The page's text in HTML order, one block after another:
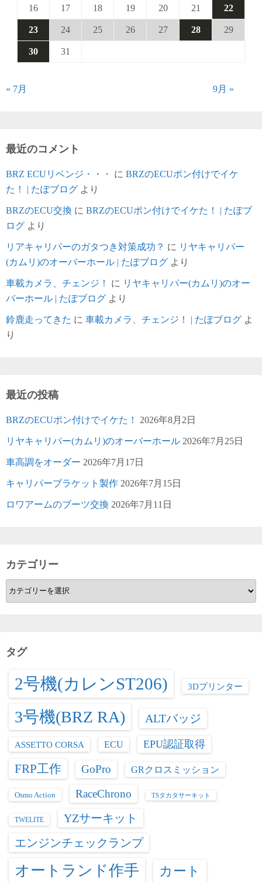
16 17 18 19 20 21 22
23 24 25 26 27 28 29
30 31
« 7月 9月 »
最近のコメント
BRZ ECUリベンジ・・・ に BRZのECUポン付けでイケ
た！ | たぽブログ より
BRZのECU交換 に BRZのECUポン付けでイケた！ | たぽブ
ログ より
リアキャリパーのガタつき対策成功？ に リヤキャリパー
(カムリ)のオーバーホール | たぽブログ より
車載カメラ、チェンジ！ に リヤキャリパー(カムリ)のオー
バーホール | たぽブログ より
鈴鹿走ってきた に 車載カメラ、チェンジ！ | たぽブログ よ
り
最近の投稿
BRZのECUポン付けでイケた！ 2026年8月2日
リヤキャリパー(カムリ)のオーバーホール 2026年7月25日
車高調をオーダー 2026年7月17日
キャリパーブラケット製作 2026年7月15日
ロワアームのブーツ交換 2026年7月11日
カテゴリー
カ
テ
ー
タグ
2号機(カレンST206) 3Dプリンター
3号機(BRZ RA) ALTバッジ
ASSETTO CORSA ECU EPU認証取得
FRP工作 GoPro GRクロスミッション
Osmo Action RaceChrono TSタカタサーキット
TWELITE
YZサーキット
エンジンチェックランプ
オートランド作手 カート